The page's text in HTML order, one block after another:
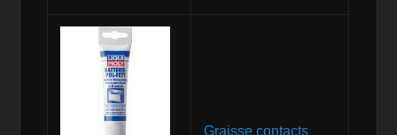
Graisse contacts